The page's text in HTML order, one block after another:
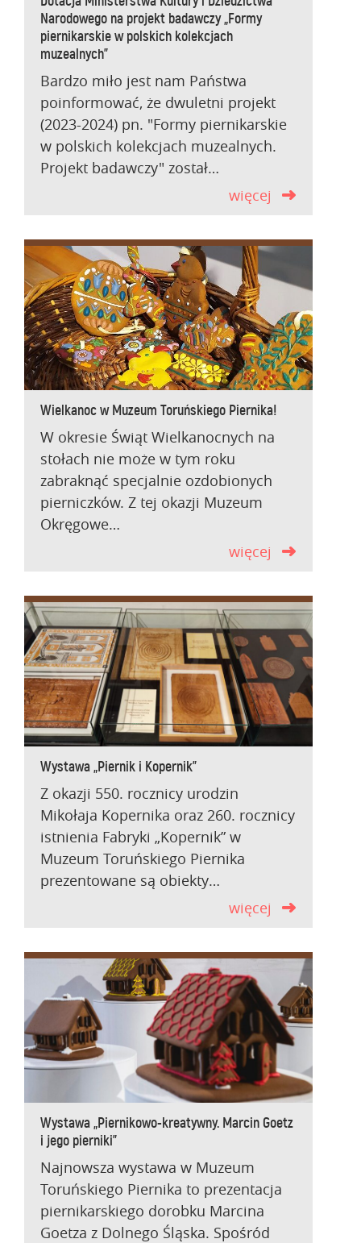
Narodowego na projekt badawczy „Formy
piernikarskie w polskich kolekcjach
muzealnych”
Bardzo miło jest nam Państwa
poinformować, że dwuletni projekt
(2023-2024) pn. "Formy piernikarskie
w polskich kolekcjach muzealnych.
Projekt badawczy" został…
więcej
Wielkanoc w Muzeum Toruńskiego Piernika!
W okresie Świąt Wielkanocnych na
stołach nie może w tym roku
zabraknąć specjalnie ozdobionych
pierniczków. Z tej okazji Muzeum
Okręgowe…
więcej
Wystawa „Piernik i Kopernik”
Z okazji 550. rocznicy urodzin
Mikołaja Kopernika oraz 260. rocznicy
istnienia Fabryki „Kopernik” w
Muzeum Toruńskiego Piernika
prezentowane są obiekty…
więcej
Wystawa „Piernikowo-kreatywny. Marcin Goetz
i jego pierniki”
Najnowsza wystawa w Muzeum
Toruńskiego Piernika to prezentacja
piernikarskiego dorobku Marcina
Goetza z Dolnego Śląska. Spośród